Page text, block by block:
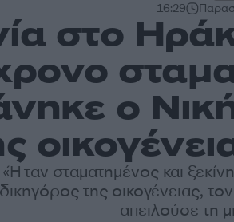
16:29
στο
ο
«Ήταν σταματημένος και
δικηγόρος της οικογένειας,
απειλούσε τη